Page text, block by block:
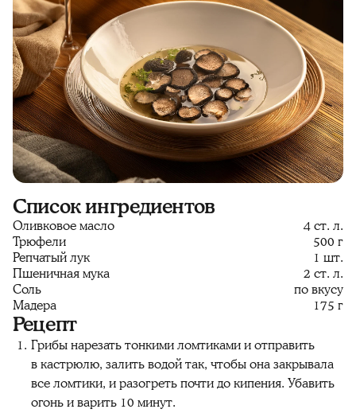
Список ингредиентов
Оливковое масло
4 ст. л.
Трюфели
500 г
Репчатый лук
1 шт.
Пшеничная мука
2 ст. л.
Соль
по вкусу
Мадера
175 г
Рецепт
Грибы нарезать тонкими ломтиками и отправить
в кастрюлю, залить водой так, чтобы она закрывала
все ломтики, и разогреть почти до кипения. Убавить
огонь и варить 10 минут.